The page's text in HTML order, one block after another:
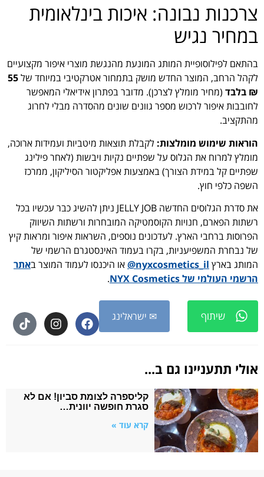
צרכנות נבונה: איכות בינלאומית
במחיר נגיש
בהתאם לפילוסופיית המותג המונעת מהנגשת מוצרי איפור מקצועיים
לקהל הרחב, המוצר החדש מושק בתמחור אטרקטיבי במיוחד של55
₪ בלבד (מחיר מומלץ לצרכן). מדובר בפתרון אידיאלי המאפשר
לחובבות איפור לרכוש מספר גוונים שונים מהסדרה מבלי לחרוג
מהתקציב.
הוראות שימוש מומלצות: לקבלת תוצאות מיטביות ועמידות ארוכה,
מומלץ למרוח את הגלוס על שפתיים נקיות ויבשות (לאחר פילינג
שפתיים קל במידת הצורך) באמצעות אפליקטור הסיליקון, ממרכז
השפה כלפי חוץ.
את סדרת הגלוסים החדשה JELLY JOB ניתן להשיג כבר עכשיו בכל
רשתות הפארם, חנויות הקוסמטיקה המובחרות ורשתות השיווק
הפרוסות ברחבי הארץ. לעדכונים נוספים, השראות איפור ומראות קיץ
של נבחרת המשפיעניות, בקרו בעמוד האינסטגרם הרשמי של
המותג בארץ nyxcosmetics_il@ או היכנסו לעמוד המוצר באתר
הרשמי העולמי של NYX Cosmetics
.
שיתוף ✉ ישראלינג
אולי תתעניינו גם ב...
קליספרה לצומת סביון! אם לא
סגרת חופשה יוונית…
קרא עוד »